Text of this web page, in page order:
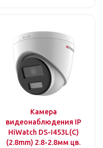
Камера
видеонаблюдения IP
HiWatch DS-I453L(C)
(2.8mm) 2.8-2.8мм цв.